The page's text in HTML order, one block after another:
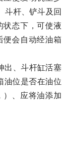
斗杆、铲斗及回
状态下，可使液
便会自动经油箱
出、斗杆缸活塞
油位是否在油位
）、应将油添加